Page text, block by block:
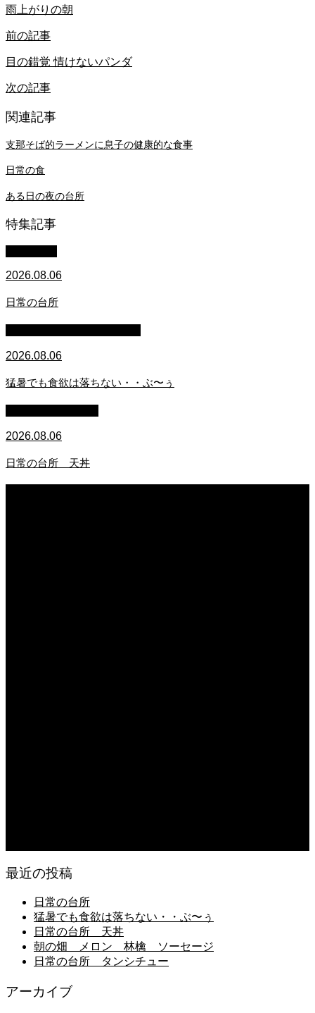
雨上がりの朝
前の記事
目の錯覚 情けないパンダ
次の記事
関連記事
支那そば的ラーメンに息子の健康的な食事
日常の食
ある日の夜の台所
特集記事
2026.08.06
日常の台所
2026.08.06
猛暑でも食欲は落ちない・・ぶ〜ぅ
2026.08.06
日常の台所 天丼
最近の投稿
日常の台所
猛暑でも食欲は落ちない・・ぶ〜ぅ
日常の台所 天丼
朝の畑 メロン 林檎 ソーセージ
日常の台所 タンシチュー
アーカイブ